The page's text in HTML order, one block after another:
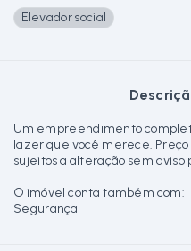
Elevador social
Um empreendimento
lazer que você merece.
sujeitos a alteração sem aviso
O imóvel conta também com:
Segurança